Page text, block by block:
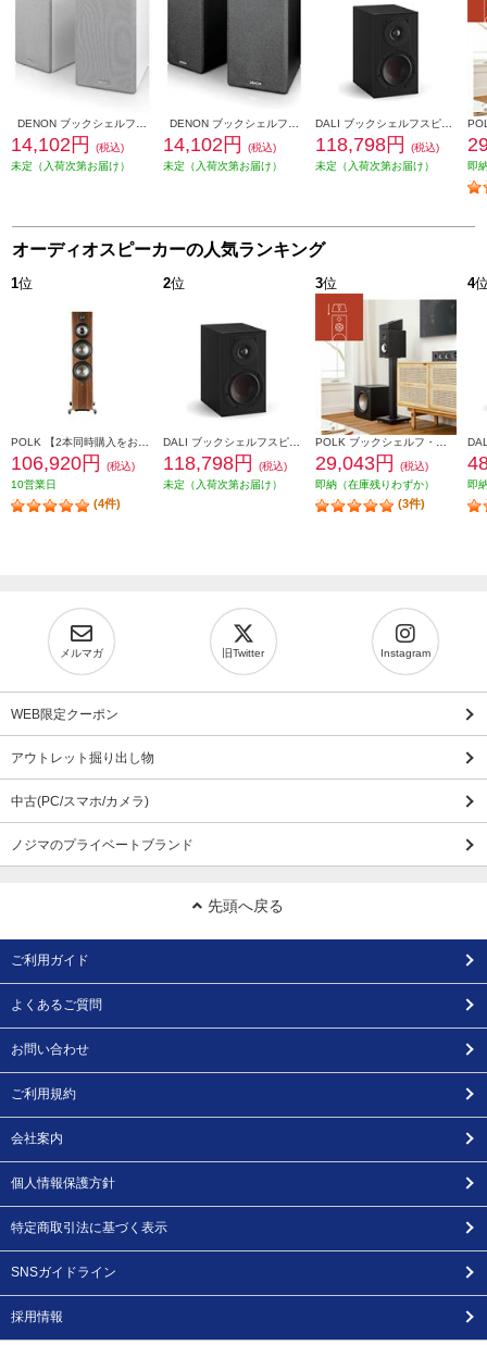
14,102円
(税込)
未定（入荷次第お届け）
14,102円
(税込)
未定（入荷次第お届け）
118,798円
(税込)
未定（入荷次第お届け）
即
オーディオスピーカーの人気ランキング
1位
106,920円
(税込)
10営業日
(4件)
2位
118,798円
(税込)
未定（入荷次第お届け）
3位
29,043円
(税込)
即納（在庫残りわずか）
(3件)
4
即
メルマガ 旧Twitter Instagram
WEB限定クーポン
アウトレット掘り出し物
中古(PC/スマホ/カメラ)
ノジマのプライベートブランド
先頭へ戻る
ご利用ガイド
よくあるご質問
お問い合わせ
ご利用規約
会社案内
個人情報保護方針
特定商取引法に基づく表示
SNSガイドライン
採用情報